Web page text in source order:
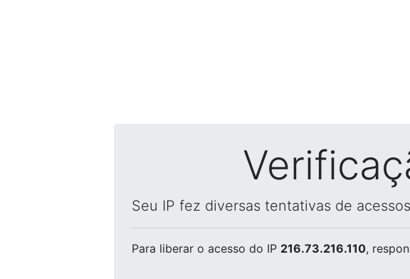
Seu IP fez diversas tentativas de
Para liberar o acesso do IP 216.73.216.110,